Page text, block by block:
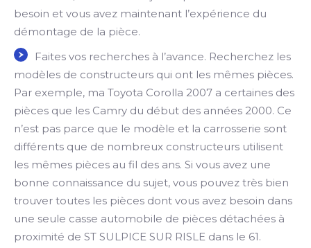
besoin et vous avez maintenant l’expérience du
démontage de la pièce.
Faites vos recherches à l’avance. Recherchez les
modèles de constructeurs qui ont les mêmes pièces.
Par exemple, ma Toyota Corolla 2007 a certaines des
pièces que les Camry du début des années 2000. Ce
n’est pas parce que le modèle et la carrosserie sont
différents que de nombreux constructeurs utilisent
les mêmes pièces au fil des ans. Si vous avez une
bonne connaissance du sujet, vous pouvez très bien
trouver toutes les pièces dont vous avez besoin dans
une seule casse automobile de pièces détachées à
proximité de ST SULPICE SUR RISLE dans le 61.